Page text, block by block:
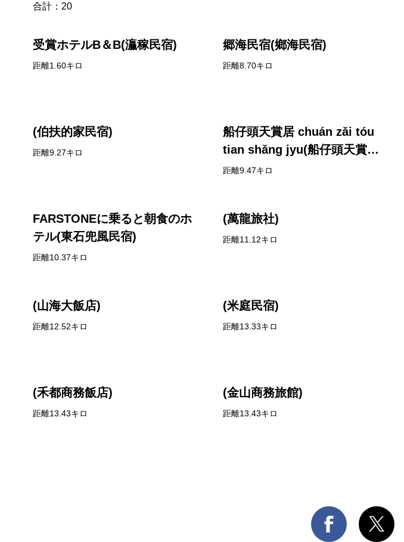
合計： 20
受賞ホテルB＆B(灜稼民宿)
距離1.60キロ
郷海民宿(鄉海民宿)
距離8.70キロ
(伯扶的家民宿)
距離9.27キロ
船仔頭天賞居 chuán zǎi tóu
tian shǎng jyu(船仔頭天賞居
民宿)
距離9.47キロ
FARSTONEに乗ると朝食のホ
テル(東石兜風民宿)
距離10.37キロ
(萬龍旅社)
距離11.12キロ
(山海大飯店)
距離12.52キロ
(米庭民宿)
距離13.33キロ
(禾都商務飯店)
距離13.43キロ
(金山商務旅館)
距離13.43キロ